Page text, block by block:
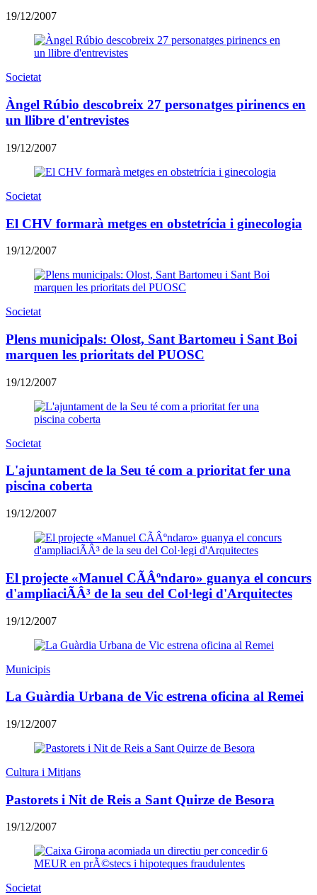
19/12/2007
Societat
Àngel Rúbio descobreix 27 personatges pirinencs en
un llibre d'entrevistes
19/12/2007
Societat
El CHV formarà metges en obstetrícia i ginecologia
19/12/2007
Societat
Plens municipals: Olost, Sant Bartomeu i Sant Boi
marquen les prioritats del PUOSC
19/12/2007
Societat
L'ajuntament de la Seu té com a prioritat fer una
piscina coberta
19/12/2007
El projecte «Manuel CÃÂºndaro» guanya el concurs
d'ampliaciÃÂ³ de la seu del Col·legi d'Arquitectes
19/12/2007
Municipis
La Guàrdia Urbana de Vic estrena oficina al Remei
19/12/2007
Cultura i Mitjans
Pastorets i Nit de Reis a Sant Quirze de Besora
19/12/2007
Societat